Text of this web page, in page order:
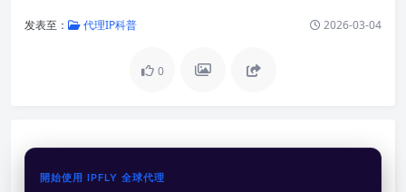
发表至： 代理IP科普 2026-03-04
0
開始使用 IPFLY 全球代理